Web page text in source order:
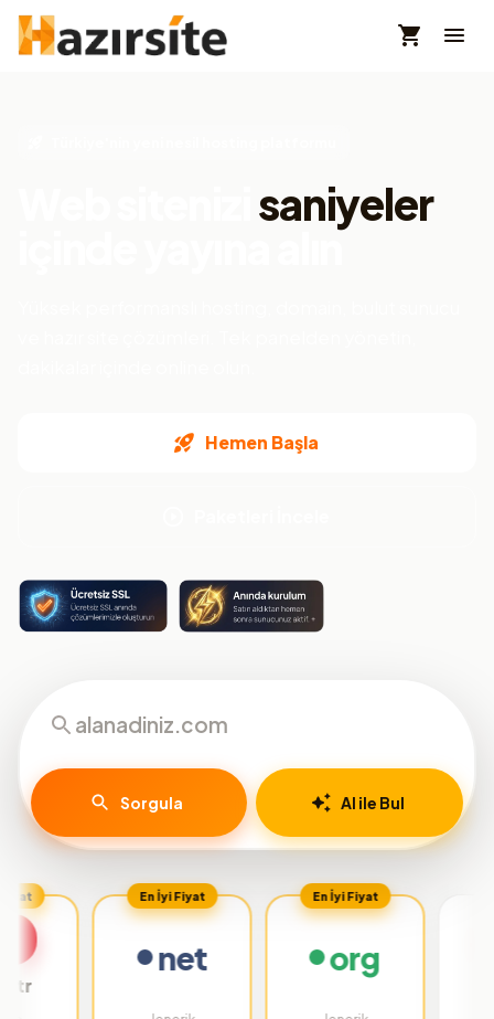
saniyeler
içinde yayına alın
Hemen Başla
Sorgula AI ile Bul
En İyi Fiyat
net
En İyi Fiyat
org